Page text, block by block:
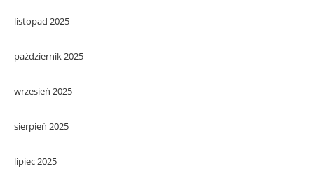
listopad 2025
październik 2025
wrzesień 2025
sierpień 2025
lipiec 2025